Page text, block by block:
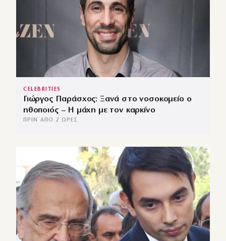
CELEBRITIES
Γιώργος Παράσχος: Ξανά στο νοσοκομείο ο
ηθοποιός – Η μάχη με τον καρκίνο
ΠΡΙΝ ΑΠΌ 2 ΏΡΕΣ